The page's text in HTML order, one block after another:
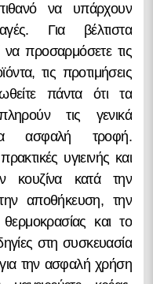
να υπάρχουν
Για βέλτιστα
να προσαρμόσετε τις
τις προτιμήσεις
πάντα ότι τα
τις γενικά
ασφαλή τροφή.
υγιεινής και
κουζίνα κατά την
αποθήκευση, την
και το
στη συσκευασία
για την ασφαλή χρήση